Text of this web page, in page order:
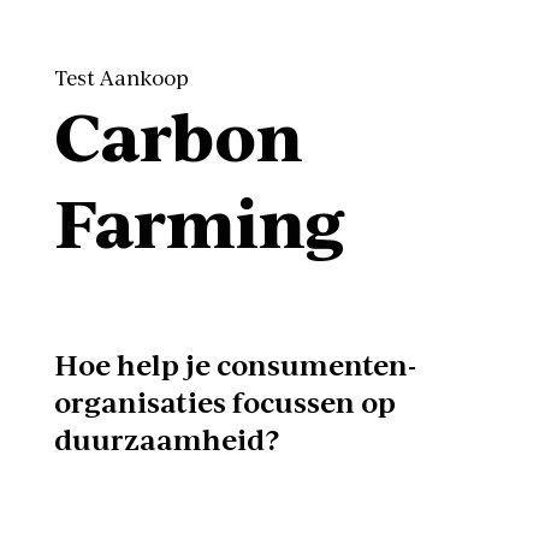
Test Aankoop
Carbon
Farming
Hoe help je consumenten-
organisaties focussen op
duurzaamheid?